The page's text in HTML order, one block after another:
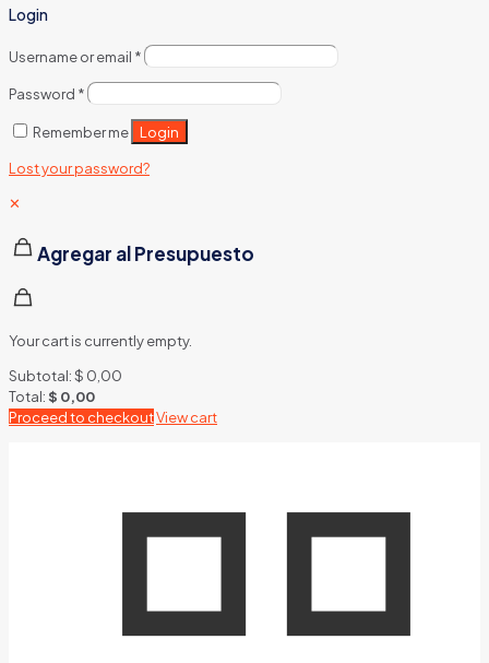
Login
Username or email *
Password *
Remember me Login
Lost your password?
✕
Agregar al Presupuesto
Your cart is currently empty.
Subtotal:$ 0,00
Total:$ 0,00
Proceed to checkoutView cart